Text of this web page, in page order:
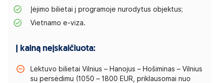
Įėjimo bilietai į programoje nurodytus objektus;
Vietnamo e-viza.
Į kainą neįskaičiuota:
Lėktuvo bilietai Vilnius – Hanojus – Hošiminas – Vilnius
su persėdimu (1050 – 1800 EUR, priklausomai nuo